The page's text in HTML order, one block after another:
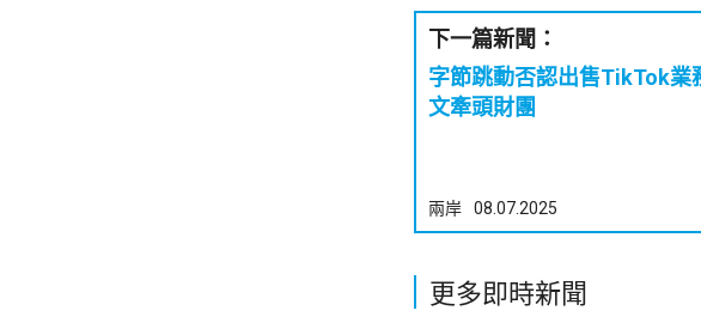
下一篇新聞：
字節跳動否認出售TikTok業
文牽頭財團
兩岸 08.07.2025
更多即時新聞